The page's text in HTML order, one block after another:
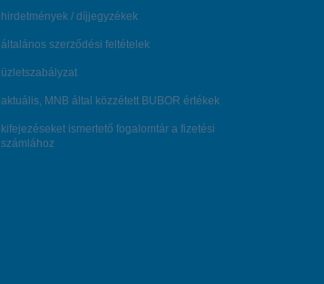
hirdetmények / díjjegyzékek
általános szerződési feltételek
üzletszabályzat
aktuális, MNB által közzétett BUBOR értékek
kifejezéseket ismertető fogalomtár a fizetési
számlához